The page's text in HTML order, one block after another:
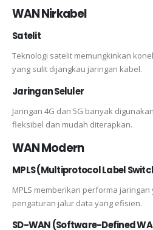
WAN Nirkabel
Satelit
Teknologi satelit memungkinkan
yang sulit dijangkau jaringan kabel.
Jaringan Seluler
Jaringan 4G dan 5G banyak
fleksibel dan mudah diterapkan.
WAN Modern
MPLS (Multiprotocol Label
MPLS memberikan performa
pengaturan jalur data yang efisien.
SD-WAN (Software-Defined